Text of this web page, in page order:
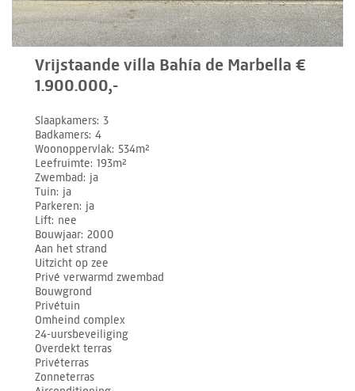
Vrijstaande villa Bahía de Marbella €
1.900.000,-
Slaapkamers 3
Badkamers 4
Woonoppervlak 534m²
Leefruimte 193m²
Zwembad ja
Tuin ja
Parkeren ja
Lift nee
Bouwjaar 2000
Aan het strand
Uitzicht op zee
Privé verwarmd zwembad
Bouwgrond
Privétuin
Omheind complex
24-uursbeveiliging
Overdekt terras
Privéterras
Zonneterras